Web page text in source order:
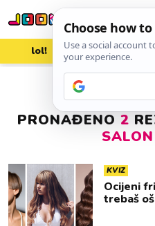
lol! aww
PRONAĐENO 2
KVIZ
Ocijeni
trebaš